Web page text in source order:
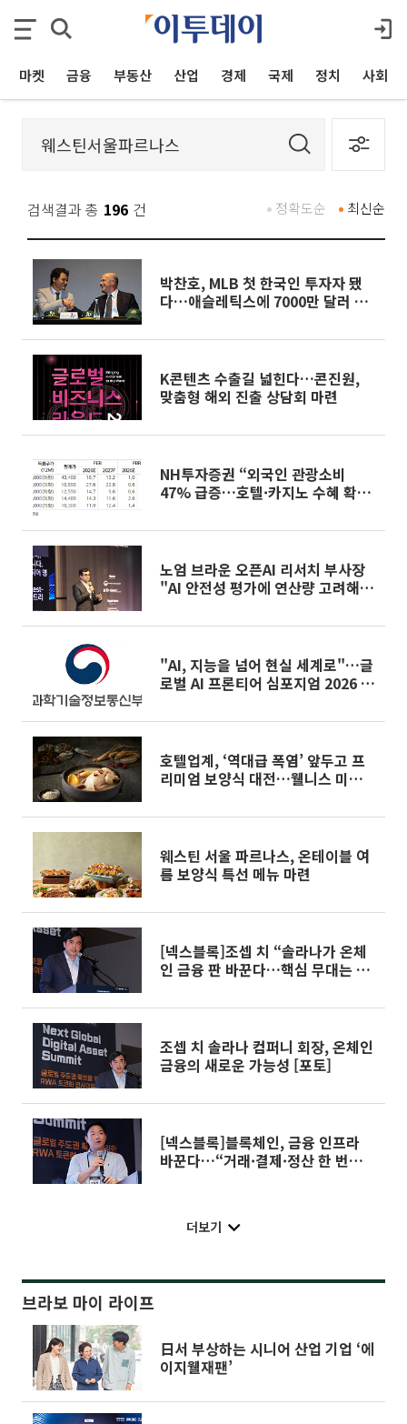
마켓 금융 부동산 산업 경제 국제 정치 사회
검색결과 총 196 건 최신순
정확도순
박찬호, MLB 첫 한국인 투자자 됐
다…애슬레틱스에 7000만 달러 투
K콘텐츠 수출길 넓힌다…콘진원,
맞춤형 해외 진출 상담회 마련
NH투자증권 “외국인 관광소비
47% 급증…호텔·카지노 수혜 확
노엄 브라운 오픈AI 리서치 부사장
"AI 안전성 평가에 연산량 고려해
"AI, 지능을 넘어 현실 세계로"…글
로벌 AI 프론티어 심포지엄 2026 개
호텔업계, ‘역대급 폭염’ 앞두고 프
리미엄 보양식 대전…웰니스 미식으
웨스틴 서울 파르나스, 온테이블 여
름 보양식 특선 메뉴 마련
[넥스블록]조셉 치 “솔라나가 온체
인 금융 판 바꾼다…핵심 무대는 아
조셉 치 솔라나 컴퍼니 회장, 온체인
금융의 새로운 가능성 [포토]
[넥스블록]블록체인, 금융 인프라
바꾼다…“거래·결제·정산 한 번
더보기
브라보 마이 라이프
日서 부상하는 시니어 산업 기업 ‘에
이지웰재팬’